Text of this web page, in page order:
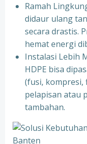
Ramah
didaur ulang
secara drastis.
hemat energi
Instalasi Lebih
HDPE bisa
(fusi, kompresi,
pelapisan atau
tambahan.